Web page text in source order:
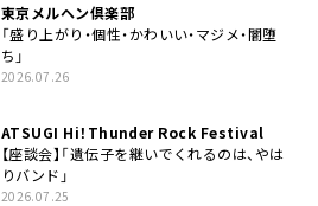
東京メルヘン倶楽部
「盛り上がり・個性・かわいい・マジメ・闇堕
ち」
2026.07.26
ATSUGI Hi！Thunder Rock Festival
【座談会】「遺伝子を継いでくれるのは、やは
りバンド」
2026.07.25